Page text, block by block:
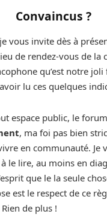
Convaincus ?
je vous invite dès à
de rendez-vous de la
qu’est notre
lu ces quelques
espace public, le
, ma foi pas bien
en communauté. Je
le lire, au moins en
que le la seule
est le respect de ce
de plus !